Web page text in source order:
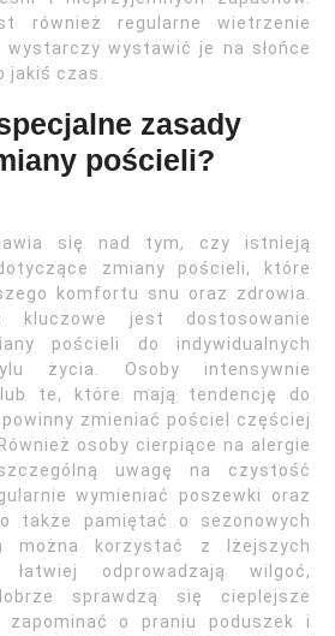
również regularne wietrzenie
wystarczy wystawić je na słońce
jakiś czas.
zasady
pościeli?
się nad tym, czy istnieją
zmiany pościeli, które
komfortu snu oraz zdrowia.
kluczowe jest dostosowanie
pościeli do indywidualnych
życia. Osoby intensywnie
te, które mają tendencję do
zmieniać pościel częściej
osoby cierpiące na alergie
uwagę na czystość
wymieniać poszewki oraz
także pamiętać o sezonowych
można korzystać z lżejszych
łatwiej odprowadzają wilgoć,
sprawdzą się cieplejsze
zapominać o praniu poduszek i